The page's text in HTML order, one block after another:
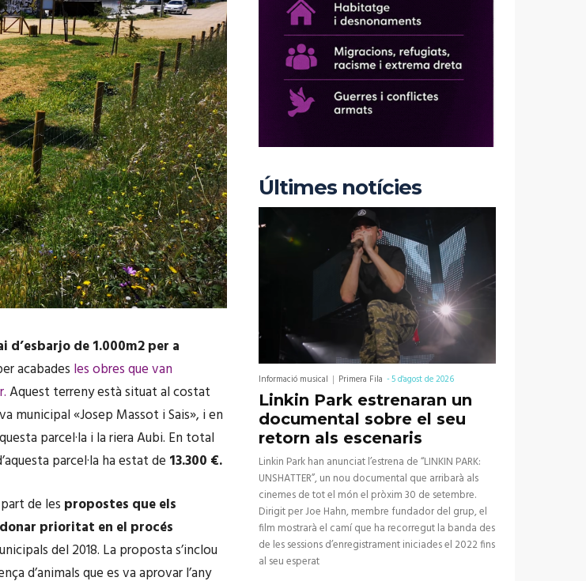
d’esbarjo de 1.000m2 per a
acabades les obres que van
Aquest terreny està situat al costat
municipal «Josep Massot i Sais», i en
parcel·la i la riera Aubi. En total
parcel·la ha estat de 13.300 €.
de les propostes que els
prioritat en el procés
del 2018. La proposta s’inclou
d’animals que es va aprovar l’any
Últimes notícies
Informació musical Primera Fila -5 d'agost de 2026
Linkin Park estrenaran un
documental sobre el seu
retorn als escenaris
Linkin Park han anunciat l’estrena de “LINKIN PARK:
UNSHATTER”, un nou documental que arribarà als
cinemes de tot el món el pròxim 30 de setembre.
Dirigit per Joe Hahn, membre fundador del grup, el
film mostrarà el camí que ha recorregut la banda des
de les sessions d’enregistrament iniciades el 2022 fins
al seu esperat